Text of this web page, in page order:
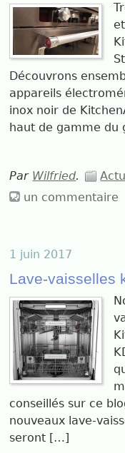
Découvrons
appareils
inox noir de
haut de gamme
Par Wilfried.
un commentaire
1 juin 2017
Lave-vaisselles
conseillés sur ce
nouveaux lave-
seront […]